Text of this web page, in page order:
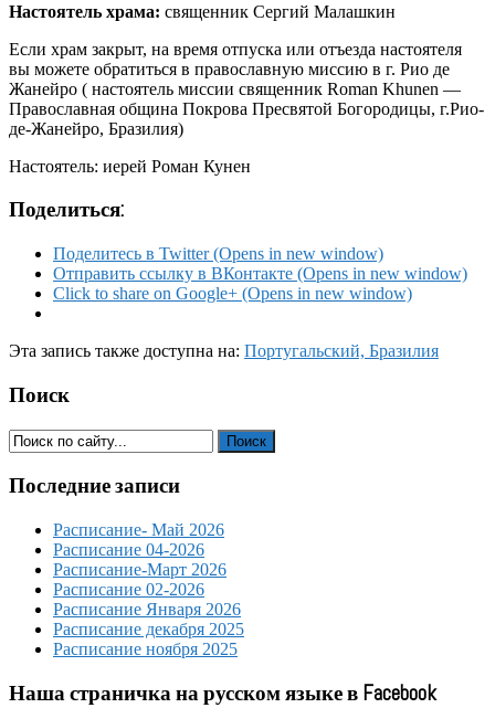
Настоятель храма: священник Сергий Малашкин
Если храм закрыт, на время отпуска или отъезда настоятеля
вы можете обратиться в православную миссию в г. Рио де
Жанейро ( настоятель миссии священник Roman Khunen —
Православная община Покрова Пресвятой Богородицы, г.Рио-
де-Жанейро, Бразилия)
Настоятель: иерей Роман Кунен
Поделиться:
Поделитесь в Twitter (Opens in new window)
Отправить ссылку в ВКонтакте (Opens in new window)
Click to share on Google+ (Opens in new window)
Эта запись также доступна на: Португальский, Бразилия
Поиск
Последние записи
Расписание- Май 2026
Расписание 04-2026
Расписание-Март 2026
Расписание 02-2026
Расписание Января 2026
Расписание декабря 2025
Расписание ноября 2025
Наша страничка на русском языке в Facebook